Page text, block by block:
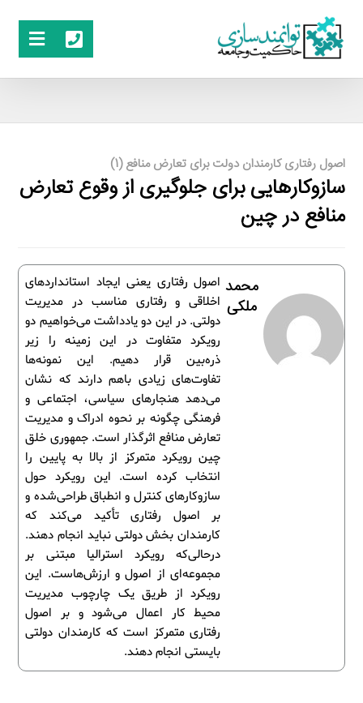
اصول رفتاری کارمندان دولت برای تعارض منافع (1)
سازوکارهایی برای جلوگیری از وقوع تعارض
منافع در چین
اصول رفتاری یعنی ایجاد استانداردهای
اخلاقی و رفتاری مناسب در مدیریت
دولتی. در این دو یادداشت می‌خواهیم دو
رویکرد متفاوت در این زمینه را زیر
ذره‌بین قرار دهیم. این نمونه‌ها
تفاوت‌های زیادی باهم دارند که نشان
می‌دهد هنجارهای سیاسی، اجتماعی و
فرهنگی چگونه بر نحوه ادراک و مدیریت
تعارض منافع اثرگذار است. جمهوری خلق
چین رویکرد متمرکز از بالا به پایین را
انتخاب کرده است. این رویکرد حول
سازوکارهای کنترل و انطباق طراحی‌شده و
بر اصول رفتاری تأکید می‌کند که
کارمندان بخش دولتی نباید انجام دهند.
درحالی‌که رویکرد استرالیا مبتنی بر
مجموعه‌ای از اصول و ارزش‌هاست. این
رویکرد از طریق یک چارچوب مدیریت
محیط کار اعمال می‌شود و بر اصول
رفتاری متمرکز است که کارمندان دولتی
بایستی انجام دهند.
محمد
ملکی